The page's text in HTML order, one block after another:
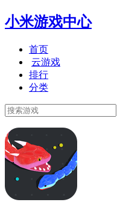
小米游戏中心
首页
云游戏
排行
分类